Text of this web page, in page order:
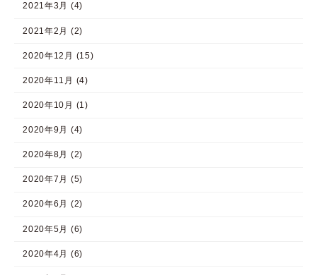
2021年3月 (4)
2021年2月 (2)
2020年12月 (15)
2020年11月 (4)
2020年10月 (1)
2020年9月 (4)
2020年8月 (2)
2020年7月 (5)
2020年6月 (2)
2020年5月 (6)
2020年4月 (6)